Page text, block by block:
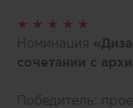
★ ★ ★ ★ ★
Номинация
сочетании с
Победитель: